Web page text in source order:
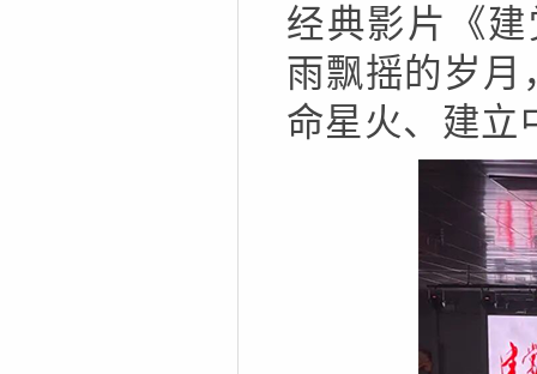
经典影片《
雨飘摇的岁
命星火、建立